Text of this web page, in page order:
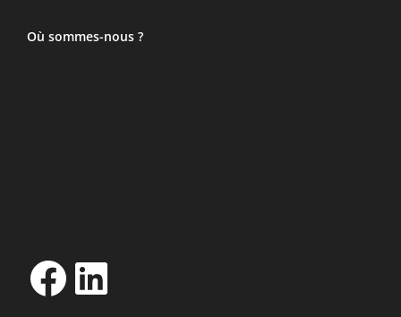
Où sommes-nous ?